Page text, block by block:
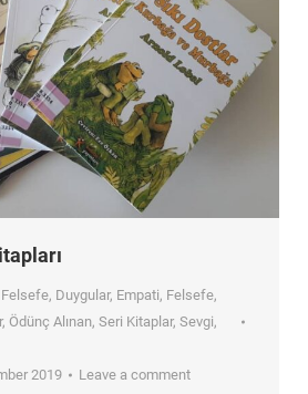
, Duygular, Empati, Felsefe,
, Ödünç Alınan, Seri Kitaplar, Sevgi,
2019 Leave a comment